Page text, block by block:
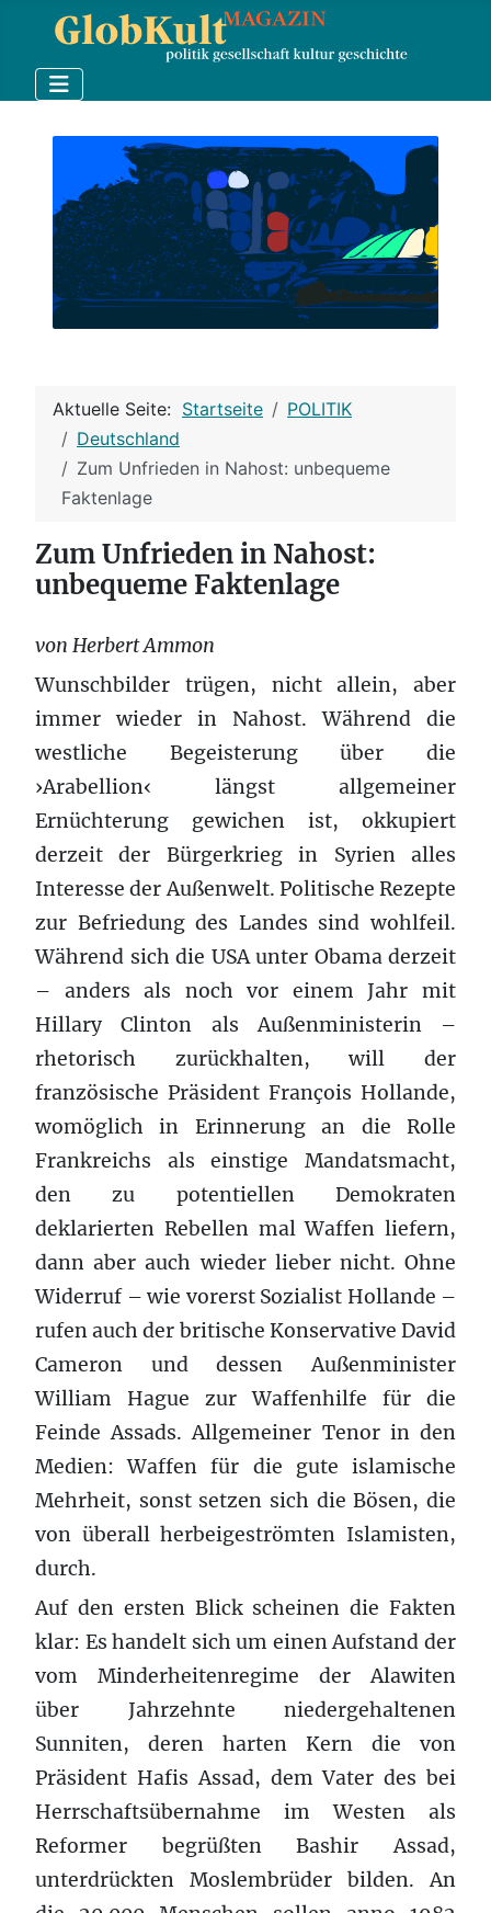
Aktuelle Seite: Startseite
POLITIK
Deutschland
Zum Unfrieden in Nahost: unbequeme
Faktenlage
Zum Unfrieden in Nahost:
unbequeme Faktenlage
von Herbert Ammon
Wunschbilder trügen, nicht allein, aber
immer wieder in Nahost. Während die
westliche Begeisterung über die
›Arabellion‹ längst allgemeiner
Ernüchterung gewichen ist, okkupiert
derzeit der Bürgerkrieg in Syrien alles
Interesse der Außenwelt. Politische Rezepte
zur Befriedung des Landes sind wohlfeil.
Während sich die USA unter Obama derzeit
– anders als noch vor einem Jahr mit
Hillary Clinton als Außenministerin –
rhetorisch zurückhalten, will der
französische Präsident François Hollande,
womöglich in Erinnerung an die Rolle
Frankreichs als einstige Mandatsmacht,
den zu potentiellen Demokraten
deklarierten Rebellen mal Waffen liefern,
dann aber auch wieder lieber nicht. Ohne
Widerruf – wie vorerst Sozialist Hollande –
rufen auch der britische Konservative David
Cameron und dessen Außenminister
William Hague zur Waffenhilfe für die
Feinde Assads. Allgemeiner Tenor in den
Medien: Waffen für die gute islamische
Mehrheit, sonst setzen sich die Bösen, die
von überall herbeigeströmten Islamisten,
durch.
Auf den ersten Blick scheinen die Fakten
klar: Es handelt sich um einen Aufstand der
vom Minderheitenregime der Alawiten
über Jahrzehnte niedergehaltenen
Sunniten, deren harten Kern die von
Präsident Hafis Assad, dem Vater des bei
Herrschaftsübernahme im Westen als
Reformer begrüßten Bashir Assad,
unterdrückten Moslembrüder bilden. An